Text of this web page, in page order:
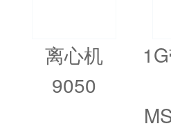
离心机
9050